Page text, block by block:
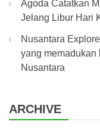
Agoda Catatkan
Jelang Libur Hari
Nusantara
yang memadukan
Nusantara
ARCHIVE